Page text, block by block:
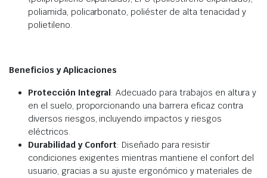
poliamida, policarbonato, poliéster de alta tenacidad y
polietileno.
Beneficios y Aplicaciones
Protección Integral: Adecuado para trabajos en altura y
en el suelo, proporcionando una barrera eficaz contra
diversos riesgos, incluyendo impactos y riesgos
eléctricos.
Durabilidad y Confort: Diseñado para resistir
condiciones exigentes mientras mantiene el confort del
usuario, gracias a su ajuste ergonómico y materiales de